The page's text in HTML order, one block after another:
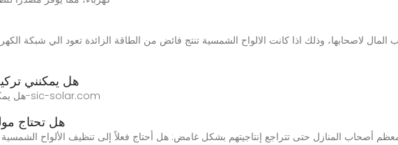
هل يمكنني
هل يمكنني تركيب الألواح الشمسية على جدار عمودي؟-sic-solar.com
هل تحتاج
أصحاب المنازل حتى تتراجع إنتاجيتهم بشكل غامض: هل أحتاج فعلاً إلى تنظيف الألواح